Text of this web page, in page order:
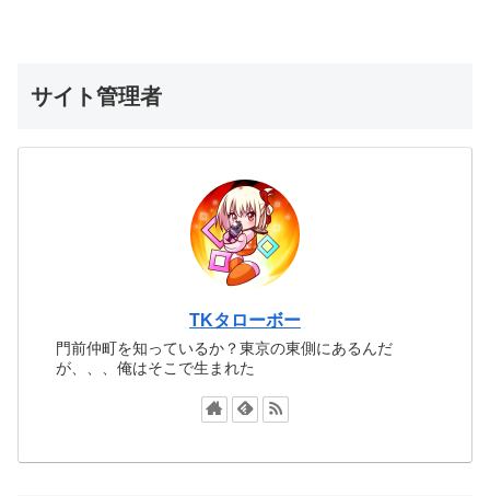
サイト管理者
TKタローボー
門前仲町を知っているか？東京の東側にあるんだ
が、、、俺はそこで生まれた